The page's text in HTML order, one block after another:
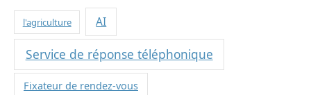
l'agriculture AI
Service de réponse téléphonique
Fixateur de rendez-vous